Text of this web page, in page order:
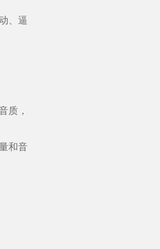
、逼
质，
和音